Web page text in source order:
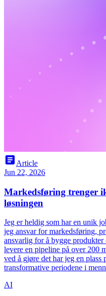
articleArticle
Jun 22, 2026
Markedsføring trenger
løsningen
Jeg er heldig som har en unik
jeg ansvar for markedsføring,
ansvarlig for å bygge
levere en pipeline på over 200
ved å gjøre det har jeg en plass
transformative periodene i
AI